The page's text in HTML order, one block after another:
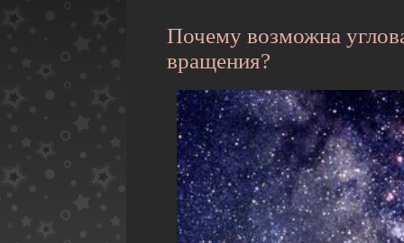
Почему возможна
вращения?